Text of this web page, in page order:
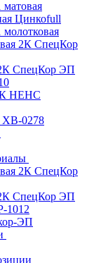
Цинкоfull
2К СпецКор
2К СпецКор ЭП
НЕНС
ХВ-0278
2К СпецКор
2К СпецКор ЭП
1012
ЭП